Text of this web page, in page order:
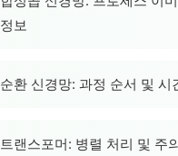
정보
순환 신경망: 과정 순서 및 시
트랜스포머: 병렬 처리 및 주